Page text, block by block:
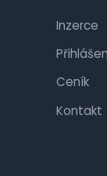
Inzerce
Ceník
Kontakt